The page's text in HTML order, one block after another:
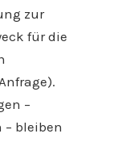
zur
für die
–
– bleiben